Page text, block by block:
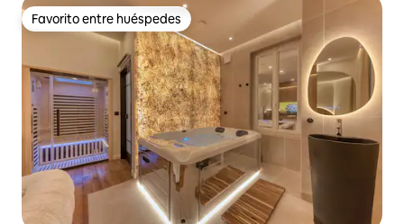
Favorito entre huéspedes
Favorito entre huéspedes